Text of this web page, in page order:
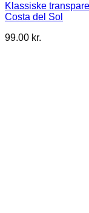
Klassiske
Costa del Sol
99.00 kr.